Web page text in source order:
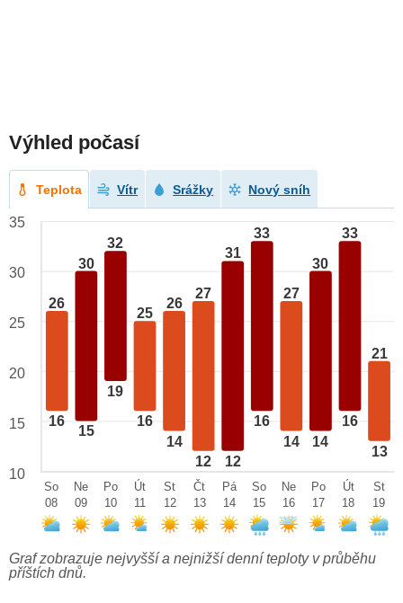
Výhled počasí
Teplota Vítr Srážky Nový sníh
26
16
30
15
32
19
25
16
26
14
27
12
31
12
33
16
27
14
30
14
33
16
21
13
35
30
25
20
15
10
So
08
Ne
09
Po
10
Út
11
St
12
Čt
13
Pá
14
So
15
Ne
16
Po
17
Út
18
St
19
Graf zobrazuje nejvyšší a nejnižší denní teploty v průběhu
příštích dnů.